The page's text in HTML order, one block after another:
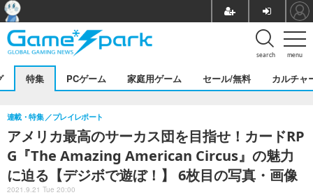
menu
search
特集 PCゲーム 家庭用ゲーム セール/無料 カルチャ
アメリカ最高のサーカス団を目指せ！カードRP
G『The Amazing American Circus』の魅力
に迫る【デジボで遊ぼ！】 6枚目の写真・画像
連載・特集 プレイレポート
2021.9.21 Tue 20:00